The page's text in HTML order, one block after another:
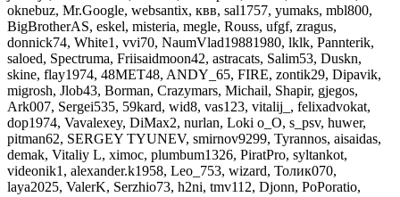
oknebuz, Mr.Google, websantix, квв, sal1757, yumaks, mbl800,
BigBrotherAS, eskel, misteria, megle, Rouss, ufgf, zragus,
donnick74, White1, vvi70, NaumVlad19881980, lklk, Pannterik,
saloed, Spectruma, Friisaidmoon42, astracats, Salim53, Duskn,
skine, flay1974, 48MET48, ANDY_65, FIRE, zontik29, Dipavik,
migrosh, Jlob43, Borman, Crazymars, Michail, Shapir, gjegos,
Ark007, Sergei535, 59kard, wid8, vas123, vitalij_, felixadvokat,
dop1974, Vavalexey, DiMax2, nurlan, Loki o_O, s_psv, huwer,
pitman62, SERGEY TYUNEV, smirnov9299, Tyrannos, aisaidas,
demak, Vitaliy L, ximoc, plumbum1326, PiratPro, syltankot,
videonik1, alexander.k1958, Leo_753, wizard, Толик070,
laya2025, ValerK, Serzhio73, h2ni, tmv112, Djonn, PoPoratio,